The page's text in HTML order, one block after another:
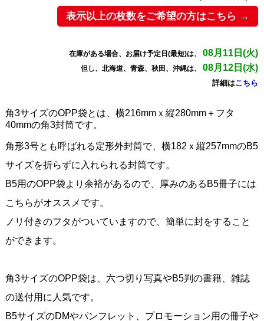
表示以上の枚数をご希望の方はこちら →
在庫がある場合、お届け予定日(最短)は、 08月11日(火)
但し、北海道、青森、秋田、沖縄は、 08月12日(水)
詳細はこちら
角3サイズのOPP袋とは、横216mmｘ縦280mm＋フタ
40mmの角3封筒です。
角形3号とも呼ばれる定形外封筒で、横182ｘ縦257mmのB5
サイズを折らずに入れられる封筒です。
B5用のOPP袋より余裕があるので、厚みのあるB5冊子には
こちらがオススメです。
ノリ付きのフタがついていますので、簡単に封をすること
ができます。
角3サイズのOPP袋は、六つ切り写真やB5判の書籍、雑誌
の送付用に人気です。
B5サイズのDMやパンフレット、プロモーション用の冊子や